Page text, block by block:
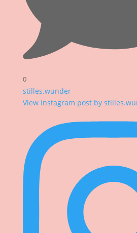
0
stilles.wunder
View Instagram post by